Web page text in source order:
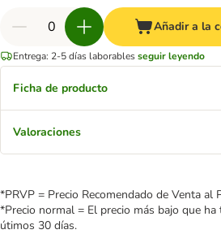
Añadir a la
Entrega: 2-5 días laborablesseguir leyendo
Ficha de producto
Valoraciones
*PRVP = Precio Recomendado de Venta al
*Precio normal = El precio más bajo que
útimos 30 días.